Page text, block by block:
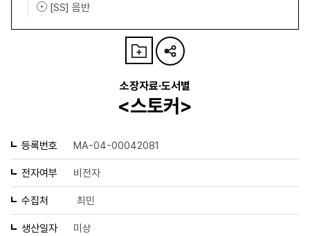
[SS] 음반
소장자료·도서별
<스토커>
등록번호 MA-04-00042081
전자여부 비전자
수집처 최민
생산일자 미상